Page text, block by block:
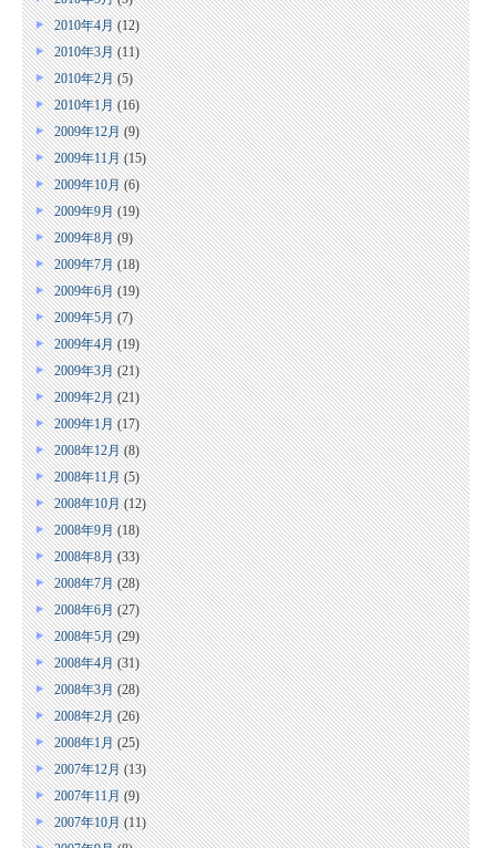
2010年4月(12)
2010年3月(11)
2010年2月(5)
2010年1月(16)
2009年12月(9)
2009年11月(15)
2009年10月(6)
2009年9月(19)
2009年8月(9)
2009年7月(18)
2009年6月(19)
2009年5月(7)
2009年4月(19)
2009年3月(21)
2009年2月(21)
2009年1月(17)
2008年12月(8)
2008年11月(5)
2008年10月(12)
2008年9月(18)
2008年8月(33)
2008年7月(28)
2008年6月(27)
2008年5月(29)
2008年4月(31)
2008年3月(28)
2008年2月(26)
2008年1月(25)
2007年12月(13)
2007年11月(9)
2007年10月(11)